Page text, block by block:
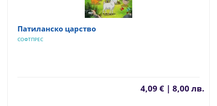
Патиланско царство
СОФТПРЕС
4,09 € | 8,00 лв.